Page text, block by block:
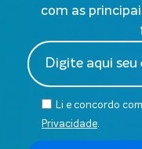
com as
Li e concordo
Privacidade.